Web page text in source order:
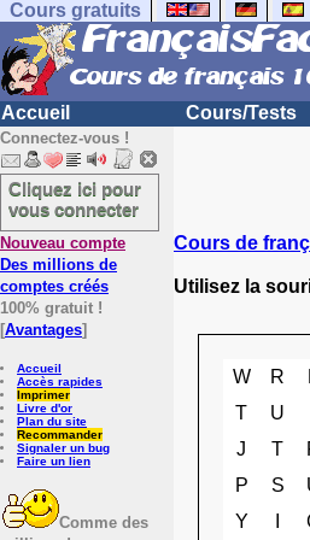
Cours gratuits
Accueil Cours/Tests
Connectez-vous !
Cliquez ici pour
vous connecter
Nouveau compte
Des millions de
comptes créés
100% gratuit !
[Avantages]
Accueil
Accès rapides
Imprimer
Livre d'or
Plan du site
Recommander
Signaler un bug
Faire un lien
Comme des
Cours de
Utilisez la
W R
T
U
J
T
P
S
Y